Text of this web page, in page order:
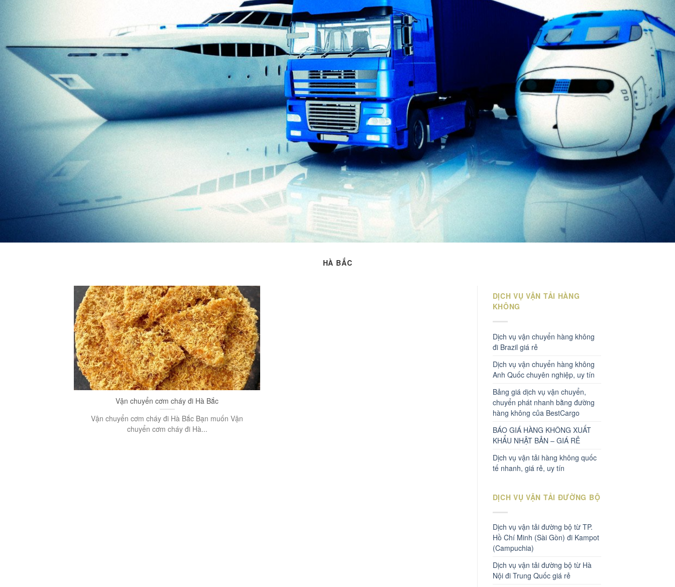
HÀ BẮC
Vận chuyển cơm cháy đi Hà Bắc
Vận chuyển cơm cháy đi Hà Bắc Bạn muốn Vận
chuyển cơm cháy đi Hà...
DỊCH VỤ VẬN TẢI HÀNG
KHÔNG
Dịch vụ vận chuyển hàng không
đi Brazil giá rẻ
Dịch vụ vận chuyển hàng không
Anh Quốc chuyên nghiệp, uy tín
Bảng giá dịch vụ vận chuyển,
chuyển phát nhanh bằng đường
hàng không của BestCargo
BÁO GIÁ HÀNG KHÔNG XUẤT
KHẨU NHẬT BẢN – GIÁ RẺ
Dịch vụ vận tải hàng không quốc
tế nhanh, giá rẻ, uy tín
DỊCH VỤ VẬN TẢI ĐƯỜNG BỘ
Dịch vụ vận tải đường bộ từ TP.
Hồ Chí Minh (Sài Gòn) đi Kampot
(Campuchia)
Dịch vụ vận tải đường bộ từ Hà
Nội đi Trung Quốc giá rẻ